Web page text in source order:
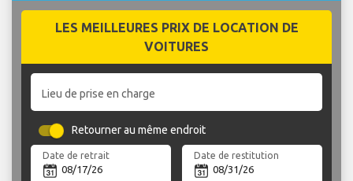
LES MEILLEURES PRIX DE LOCATION DE
VOITURES
Lieu de prise en charge
Retourner au même endroit
Date de retrait Date de restitution